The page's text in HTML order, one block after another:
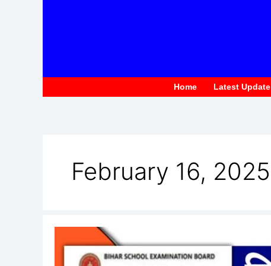
Home Latest Update
February 16, 2025
Deled